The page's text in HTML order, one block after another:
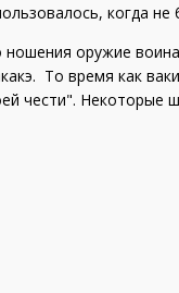
когда
оружие
То время как
чести". Некоторые